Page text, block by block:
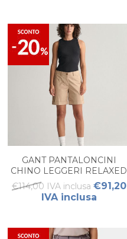
GANT PANTALONCINI
CHINO LEGGERI RELAXED
FIT DONNA
€114,00 IVA inclusa €91,20
IVA inclusa